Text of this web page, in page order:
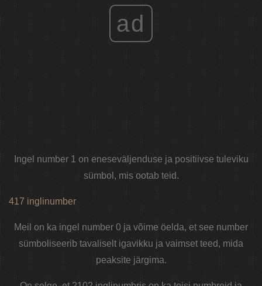
ad
Ingel number 1 on eneseväljenduse ja positiivse tuleviku
sümbol, mis ootab teid.
417 inglinumber
Meil on ka ingel number 0 ja võime öelda, et see number
sümboliseerib tavaliselt igavikku ja vaimset teed, mida
peaksite järgima.